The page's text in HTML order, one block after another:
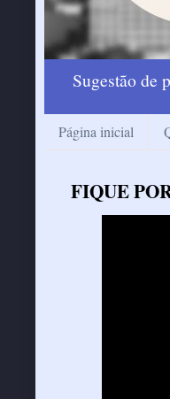
Sugestão de
Página inicial
FIQUE